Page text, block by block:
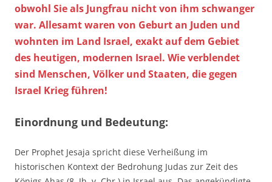
obwohl Sie als Jungfrau nicht von ihm schwanger
war. Allesamt waren von Geburt an Juden und
wohnten im Land Israel, exakt auf dem Gebiet
des heutigen, modernen Israel. Wie verblendet
sind Menschen, Völker und Staaten, die gegen
Israel Krieg führen!
Einordnung und Bedeutung:
Der Prophet Jesaja spricht diese Verheißung im
historischen Kontext der Bedrohung Judas zur Zeit des